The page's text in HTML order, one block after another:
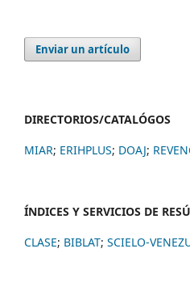
Enviar un artículo
DIRECTORIOS/CATALÓGOS
MIAR; ERIHPLUS; DOAJ;
ÍNDICES Y SERVICIOS DE
CLASE; BIBLAT; SCIELO-